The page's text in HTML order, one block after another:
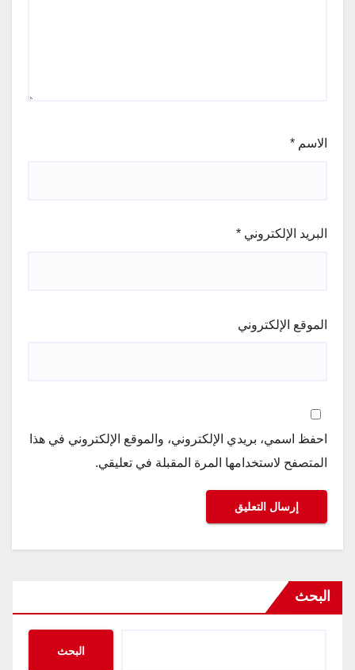
الاسم *
البريد الإلكتروني *
الموقع الإلكتروني
احفظ اسمي، بريدي الإلكتروني، والموقع الإلكتروني في هذا
المتصفح لاستخدامها المرة المقبلة في تعليقي.
البحث
البحث